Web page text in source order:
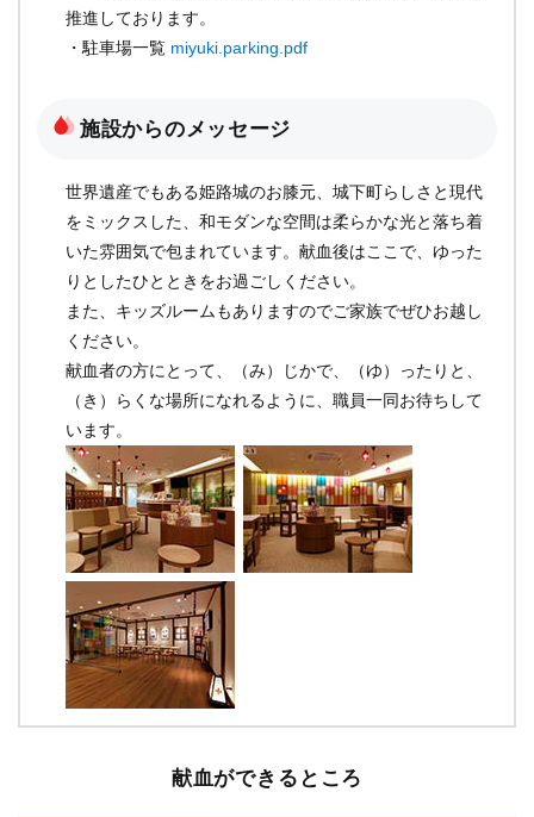
推進しております。
・駐車場一覧 miyuki.parking.pdf
施設からのメッセージ
世界遺産でもある姫路城のお膝元、城下町らしさと現代
をミックスした、和モダンな空間は柔らかな光と落ち着
いた雰囲気で包まれています。献血後はここで、ゆった
りとしたひとときをお過ごしください。
また、キッズルームもありますのでご家族でぜひお越し
ください。
献血者の方にとって、（み）じかで、（ゆ）ったりと、
（き）らくな場所になれるように、職員一同お待ちして
います。
献血ができるところ